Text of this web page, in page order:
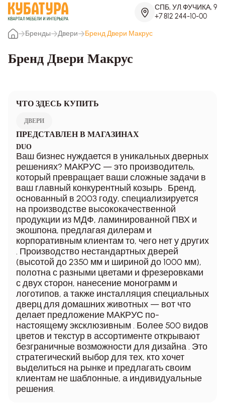
СПБ, УЛ.ФУЧИКА, 9
+7 812 244-10-00
Бренды
Двери Бренд Двери Макрус
Бренд Двери Макрус
ЧТО ЗДЕСЬ КУПИТЬ
ДВЕРИ
ПРЕДСТАВЛЕН В МАГАЗИНАХ
DUO
Ваш бизнес нуждается в уникальных дверных
решениях? МАКРУС — это производитель,
который превращает ваши сложные задачи в
ваш главный конкурентный козырь . Бренд,
основанный в 2003 году, специализируется
на производстве высококачественной
продукции из МДФ, ламинированной ПВХ и
экошпона, предлагая дилерам и
корпоративным клиентам то, чего нет у других
. Производство нестандартных дверей
(высотой до 2350 мм и шириной до 1000 мм),
полотна с разными цветами и фрезеровками
с двух сторон, нанесение монограмм и
логотипов, а также инсталляция специальных
дверц для домашних животных — вот что
делает предложение МАКРУС по-
настоящему эксклюзивным . Более 500 видов
цветов и текстур в ассортименте открывают
безграничные возможности для дизайна . Это
стратегический выбор для тех, кто хочет
выделиться на рынке и предлагать своим
клиентам не шаблонные, а индивидуальные
решения.